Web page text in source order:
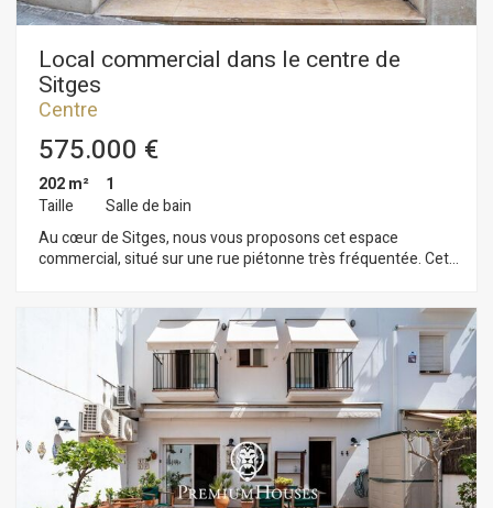
Local commercial dans le centre de
Sitges
Centre
575.000 €
202 m²
Taille
1
Salle de bain
Au cœur de Sitges, nous vous proposons cet espace
commercial, situé sur une rue piétonne très fréquentée. Cet
être vendus ensemble ou séparément. D'une superficie de
202 m², il est réparti sur deux niveaux, tous deux avec accès
direct depuis la rue. Le niveau inférieur, d'une superficie de
135 m², est le plus grand. L'espace comprend également des
toilettes et un local de stockage. Situé en plein centre de
Sitges, à deux pas du centre historique, cet espace bénéficie
d'un emplacement idéal, dans un quartier réputé pour sa
proximité avec les commerces et services essentiels et la
plage.